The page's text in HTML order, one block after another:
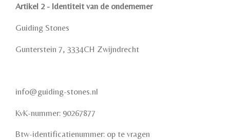
Artikel 2 - Identiteit van de ondernemer
Guiding Stones
Gunterstein 7, 3334CH Zwijndrecht
info@guiding-stones.nl
KvK-nummer: 90267877
Btw-identificatienummer: op te vragen